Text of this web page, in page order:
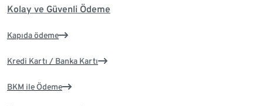
Kolay ve Güvenli Ödeme
Kapıda ödeme
Kredi Kartı / Banka Kartı
BKM ile Ödeme